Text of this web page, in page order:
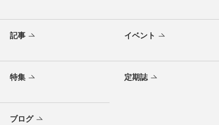
記事 イベント
特集 定期誌
ブログ